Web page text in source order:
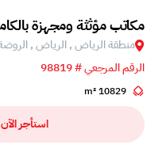
مكاتب مؤثثة ومجهزة
منطقة الرياض , الرياض ,
الرقم المرجعي # 98819
10829 m²
استأجر الآن